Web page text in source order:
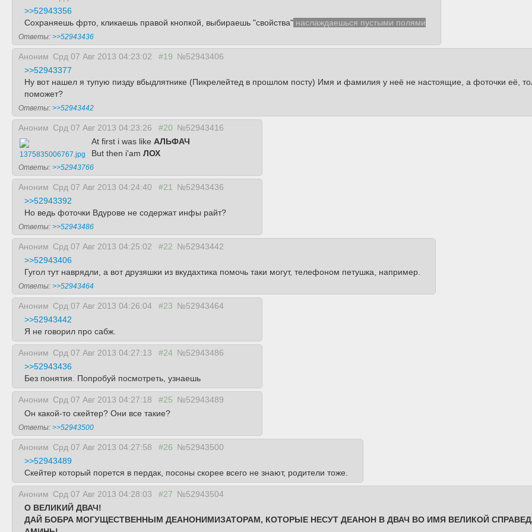
>>52943356
Сохраняешь фрто, кликаешь правой кнопкой, выбираешь "свойства" наслаждаешься пустыми полями
Ответы: >>52943436
Аноним Срд 07 Авг 2013 04:23:02 #19 №52943406
>>52943377
Ну вот нашел я тупую пизду вбыдлятнике (Пикрелейтед в прошлом посту) Имя и фамилия у неё не настоящие, а фоточки её,
поможет?
Ответы: >>52943442
Аноним Срд 07 Авг 2013 04:23:26 #20 №52943416
1375835006767.jpg
At first i was like АЛЬФАЧ
But then i'am ЛОХ
Ответы: >>52943766
Аноним Срд 07 Авг 2013 04:24:40 #21
№52943436
>>52943392
Но ведь фоточки Вдурове не содержат инфы райт?
Ответы: >>52943486
Аноним Срд 07 Авг 2013 04:25:02 #22 №52943442
>>52943406
Гугол тут наврядли, а вот друзяшки из вкудахтика помочь таки могут, телефоном петушка, например.
Ответы: >>52943464
Аноним Срд 07 Авг 2013 04:26:04 #23 №52943464
>>52943442
Я не говорил про сабж.
Аноним Срд 07 Авг 2013 04:27:13 #24 №52943486
>>52943436
Без понятия. Попробуй посмотреть, узнаешь
Аноним Срд 07 Авг 2013 04:27:18 #25 №52943489
Он какой-то скейтер? Они все такие?
Ответы: >>52943500
Аноним Срд 07 Авг 2013 04:27:58 #26 №52943500
>>52943489
Скейтер который порется в пердак, посоны скорее всего не знают, родители тоже.
Аноним Срд 07 Авг 2013 04:28:03 #27 №52943504
О ВЕЛИКИЙ ДВАЧ!
ДАЙ БОБРА МОГУЩЕСТВЕННЫМ ДЕАНОНИМИЗАТОРАМ, КОТОРЫЕ НЕСУТ ДЕАНОН В ДВАЧ ВО ИМЯ ВЕЛИКОЙ